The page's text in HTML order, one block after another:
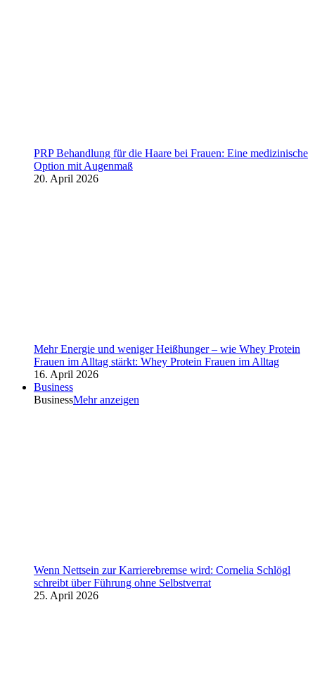
PRP Behandlung für die Haare bei Frauen: Eine medizinische
Option mit Augenmaß
20. April 2026
Mehr Energie und weniger Heißhunger – wie Whey Protein
Frauen im Alltag stärkt: Whey Protein Frauen im Alltag
16. April 2026
Business
BusinessMehr anzeigen
Wenn Nettsein zur Karrierebremse wird: Cornelia Schlögl
schreibt über Führung ohne Selbstverrat
25. April 2026